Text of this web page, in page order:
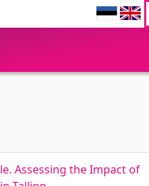
Assessing the Impact of